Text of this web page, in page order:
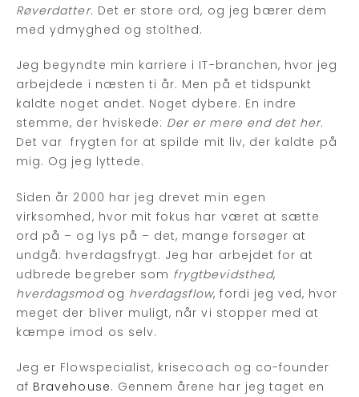
Røverdatter. Det er store ord, og jeg bærer dem
med ydmyghed og stolthed.
Jeg begyndte min karriere i IT-branchen, hvor jeg
arbejdede i næsten ti år. Men på et tidspunkt
kaldte noget andet. Noget dybere. En indre
stemme, der hviskede: Der er mere end det her.
Det var frygten for at spilde mit liv, der kaldte på
mig. Og jeg lyttede.
Siden år 2000 har jeg drevet min egen
virksomhed, hvor mit fokus har været at sætte
ord på – og lys på – det, mange forsøger at
undgå: hverdagsfrygt. Jeg har arbejdet for at
udbrede begreber som frygtbevidsthed,
hverdagsmodog hverdagsflow, fordi jeg ved, hvor
meget der bliver muligt, når vi stopper med at
kæmpe imod os selv.
Jeg er Flowspecialist, krisecoach og co-founder
af Bravehouse. Gennem årene har jeg taget en